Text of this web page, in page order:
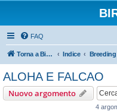
FAQ
Torna a Birdcam.it Indice
ALOHA E FALCAO
Nuovo argomento
4